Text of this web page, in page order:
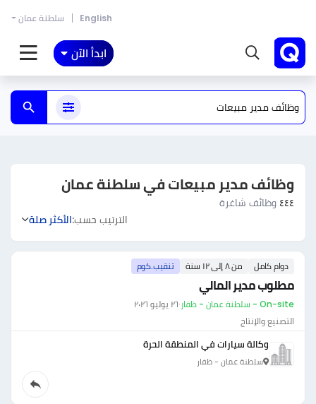
English سلطنة عمان
ابدأ الآن
وظائف مدير مبيعات في سلطنة عمان
٤٤٤ وظائف شاغرة
الترتيب حسب:الأكثر صلة
دوام كامل من ٨ إلى ١٢ سنة تنقيب.كوم
مطلوب مدير المالي
On-site - سلطنة عمان - ظفار ·٢٦ يوليو ٢٠٢٦
التصنيع والإنتاج
وكالة سيارات في المنطقة الحرة
سلطنة عمان - ظفار